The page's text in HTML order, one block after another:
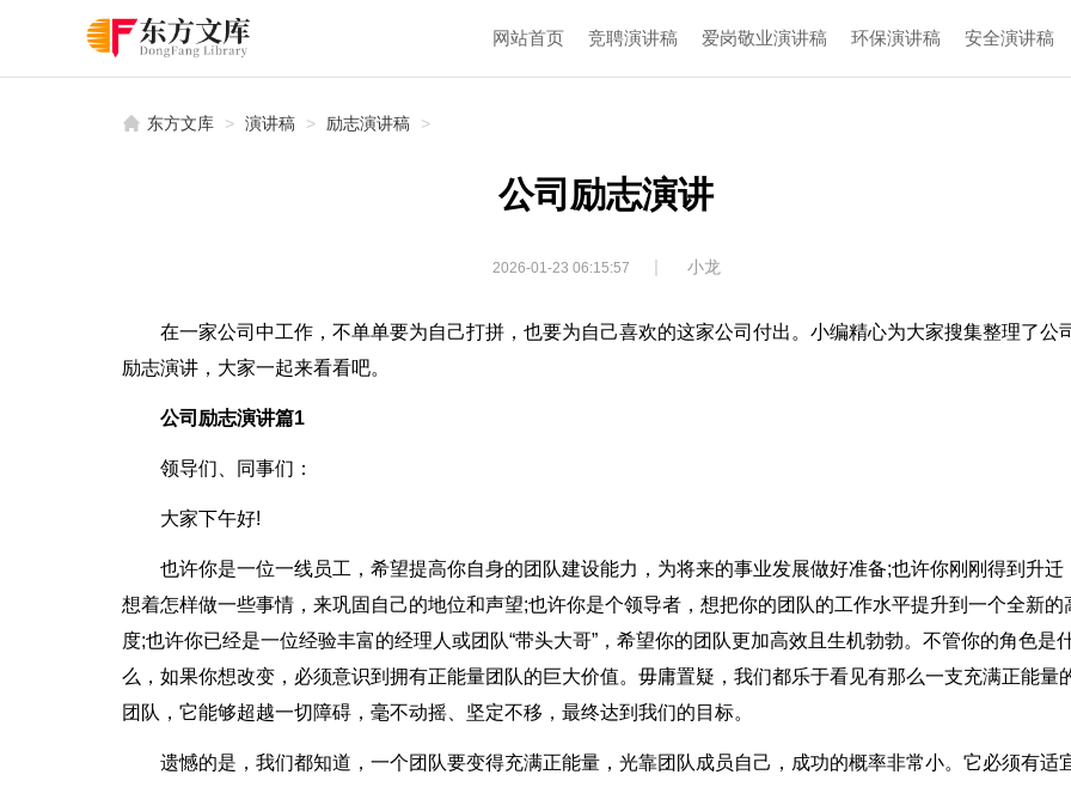
网站首页 竞聘演讲稿 爱岗敬业演讲稿 环保演讲稿 安全演讲稿
东方文库 > 演讲稿 > 励志演讲稿 >
公司励志演讲
2026-01-23 06:15:57 | 小龙
在一家公司中工作，不单单要为自己打拼，也要为自己喜欢的这家公司付出。小编精心为大家搜集整理了公
励志演讲，大家一起来看看吧。
公司励志演讲篇1
领导们、同事们：
大家下午好!
也许你是一位一线员工，希望提高你自身的团队建设能力，为将来的事业发展做好准备;也许你刚刚得到升迁
想着怎样做一些事情，来巩固自己的地位和声望;也许你是个领导者，想把你的团队的工作水平提升到一个全新的
度;也许你已经是一位经验丰富的经理人或团队“带头大哥”，希望你的团队更加高效且生机勃勃。不管你的角色是
么，如果你想改变，必须意识到拥有正能量团队的巨大价值。毋庸置疑，我们都乐于看见有那么一支充满正能量
团队，它能够超越一切障碍，毫不动摇、坚定不移，最终达到我们的目标。
遗憾的是，我们都知道，一个团队要变得充满正能量，光靠团队成员自己，成功的概率非常小。它必须有适